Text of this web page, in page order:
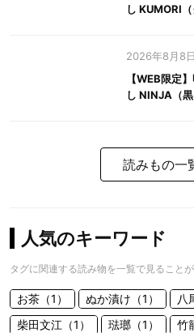
し KUMORI（
2026年8月8日
【WEB限定
し NINJA（黒
読みもの一
人気のキーワード
タグに関連する読み物を一覧で見ること
お茶（1） ぬか漬け（1） 八
柴田文江（1）
琺瑯（1） 竹